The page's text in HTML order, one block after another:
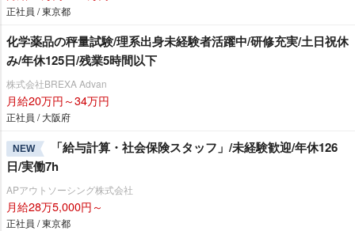
正社員 / 東京都
化学薬品の秤量試験/理系出身未経験者活躍中/研修充実/土日祝休
み/年休125日/残業5時間以下
株式会社BREXA Advan
月給20万円～34万円
正社員 / 大阪府
NEW
「給与計算・社会保険スタッフ」/未経験歓迎/年休126
日/実働7h
APアウトソーシング株式会社
月給28万5,000円～
正社員 / 東京都